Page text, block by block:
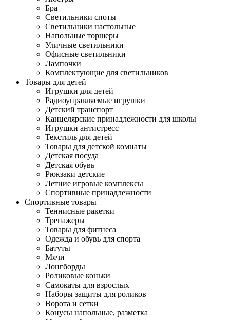
Бра
Светильники споты
Светильники настольные
Напольные торшеры
Уличные светильники
Офисные светильники
Лампочки
Комплектующие для светильников
Товары для детей
Игрушки для детей
Радиоуправляемые игрушки
Детский транспорт
Канцелярские принадлежности для школы
Игрушки антистресс
Текстиль для детей
Товары для детской комнаты
Детская посуда
Детская обувь
Рюкзаки детские
Летние игровые комплексы
Спортивные принадлежности
Спортивные товары
Теннисные ракетки
Тренажеры
Товары для фитнеса
Одежда и обувь для спорта
Батуты
Мячи
Лонгборды
Роликовые коньки
Самокаты для взрослых
Наборы защиты для роликов
Ворота и сетки
Конусы напольные, разметка